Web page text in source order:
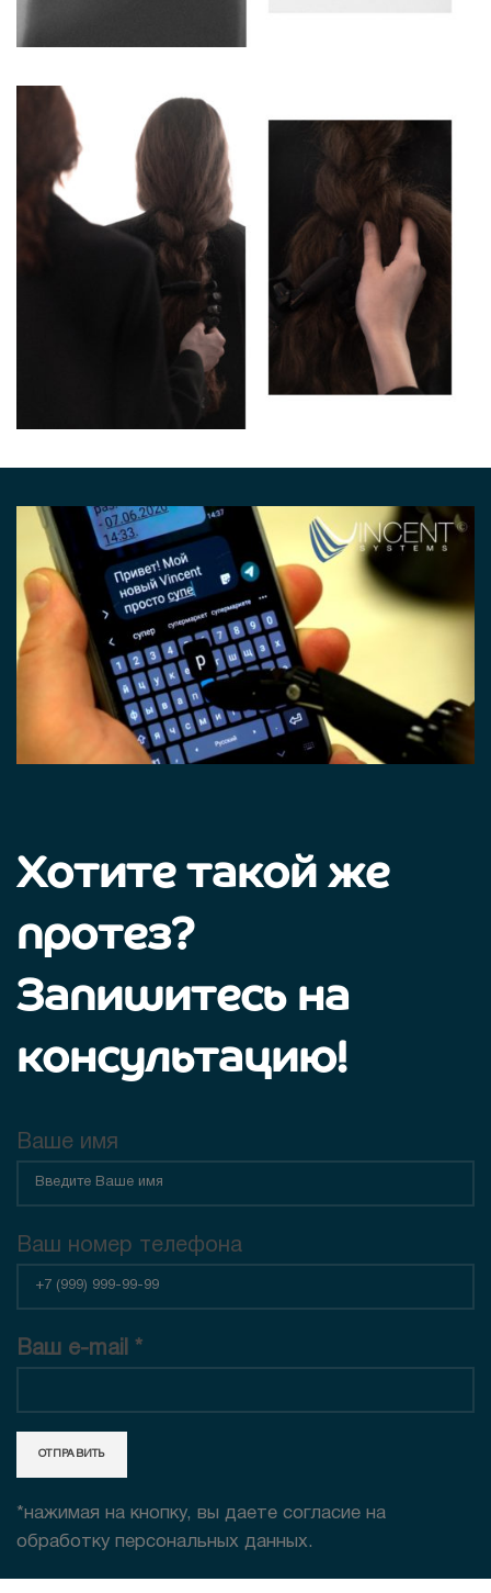
Хотите такой же
протез?
Запишитесь на
консультацию!
Ваше имя
Ваш номер телефона
Ваш e-mail *
*нажимая на кнопку, вы даете согласие на
обработку персональных данных.